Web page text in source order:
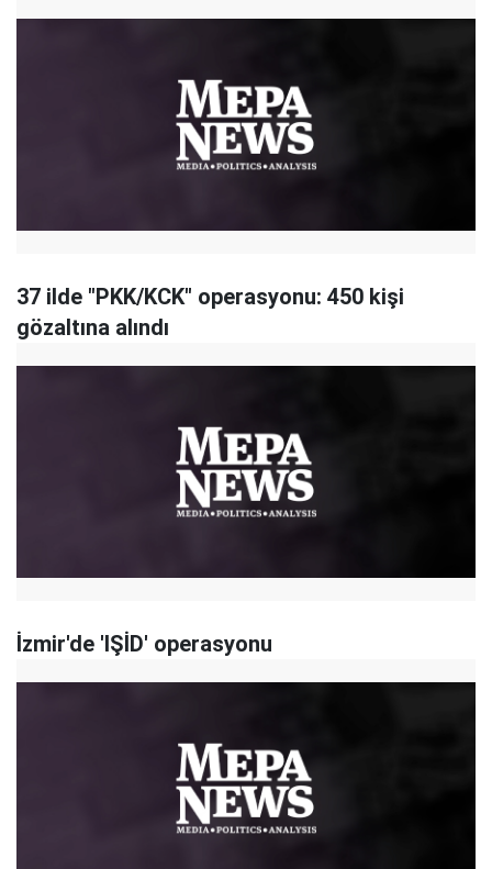
37 ilde "PKK/KCK" operasyonu: 450 kişi
gözaltına alındı
İzmir'de 'IŞİD' operasyonu